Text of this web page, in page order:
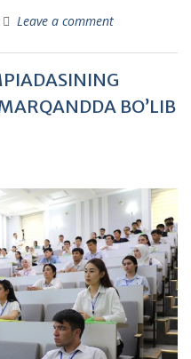
Leave a comment
BO’LIB